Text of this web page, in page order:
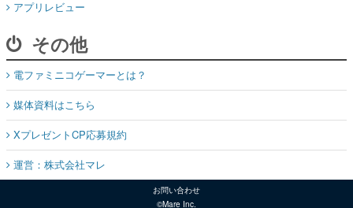
電ファミニコゲーマーとは？
媒体資料はこちら
XプレゼントCP応募規約
運営：株式会社マレ